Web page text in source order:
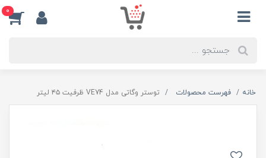
0
خانه فهرست محصولات توستر وگاتی مدل VE74 ظرفیت ۴۵ لیتر